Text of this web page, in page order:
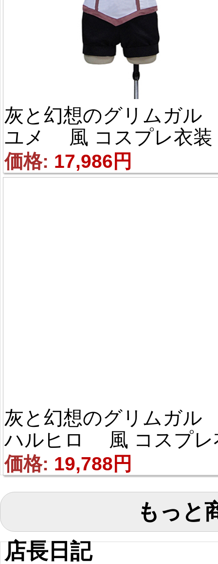
灰と幻想のグリムガ
ユメ 風 コスプレ衣装
価格: 17,986円
灰と幻想のグリムガ
ハルヒロ 風 コスプレ
装
価格: 19,788円
もっと
店長日記